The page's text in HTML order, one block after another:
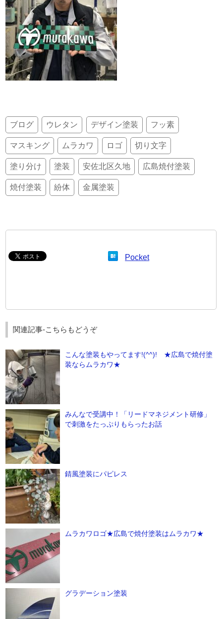
ブログ ウレタン デザイン塗装 フッ素
マスキング ムラカワ ロゴ 切り文字
塗り分け 塗装 安佐北区久地 広島焼付塗装
焼付塗装 紛体 金属塗装
Pocket
関連記事-こちらもどうぞ
こんな塗装もやってます!(^^)! ★広島で焼付塗
装ならムラカワ★
みんなで受講中！「リードマネジメント研修」
で刺激をたっぷりもらったお話
錆風塗装にパピレス
ムラカワロゴ★広島で焼付塗装はムラカワ★
グラデーション塗装